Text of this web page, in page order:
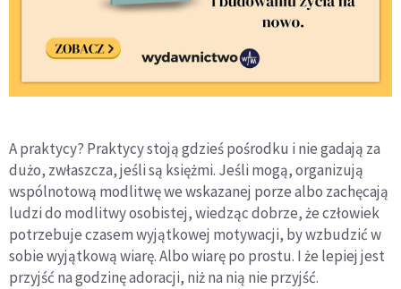
A praktycy? Praktycy stoją gdzieś pośrodku i nie gadają za
dużo, zwłaszcza, jeśli są księżmi. Jeśli mogą, organizują
wspólnotową modlitwę we wskazanej porze albo zachęcają
ludzi do modlitwy osobistej, wiedząc dobrze, że człowiek
potrzebuje czasem wyjątkowej motywacji, by wzbudzić w
sobie wyjątkową wiarę. Albo wiarę po prostu. I że lepiej jest
przyjść na godzinę adoracji, niż na nią nie przyjść.